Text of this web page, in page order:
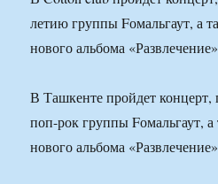
летию группы Fомальгаут, а
нового альбома
В Ташкенте пройдет
поп-рок группы Fомальгаут, а
нового альбома